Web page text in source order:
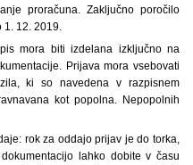
proračuna. Zaključno poročilo
1. 12. 2019.
mora biti izdelana izključno na
Prijava mora vsebovati
ki so navedena v razpisnem
kot popolna. Nepopolnih
rok za oddajo prijav je do torka,
lahko dobite v času